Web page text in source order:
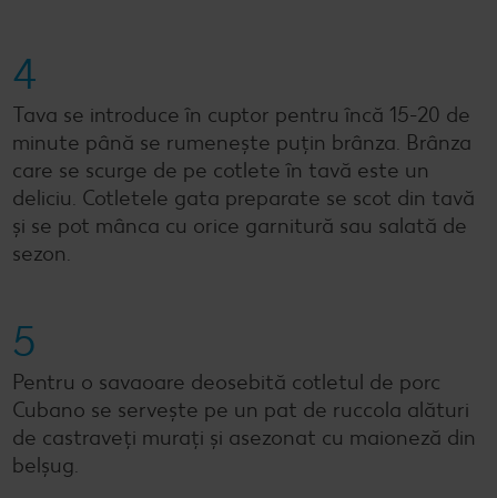
4
Tava se introduce în cuptor pentru încă 15-20 de
minute până se rumenește puțin brânza. Brânza
care se scurge de pe cotlete în tavă este un
deliciu. Cotletele gata preparate se scot din tavă
și se pot mânca cu orice garnitură sau salată de
sezon.
5
Pentru o savaoare deosebită cotletul de porc
Cubano se servește pe un pat de ruccola alături
de castraveți murați și asezonat cu maioneză din
belșug.